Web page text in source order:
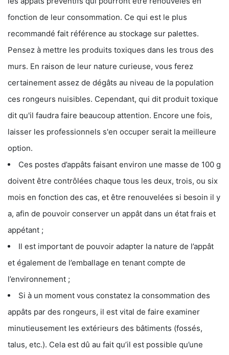
fonction de leur consommation. Ce qui est le plus
recommandé fait référence au stockage sur palettes.
Pensez à mettre les produits toxiques dans les trous des
murs. En raison de leur nature curieuse, vous ferez
certainement assez de dégâts au niveau de la population
ces rongeurs nuisibles. Cependant, qui dit produit toxique
dit qu'il faudra faire beaucoup attention. Encore une fois,
laisser les professionnels s'en occuper serait la meilleure
option.
Ces postes d’appâts faisant environ une masse de 100 g
doivent être contrôlées chaque tous les deux, trois, ou six
mois en fonction des cas, et être renouvelées si besoin il y
a, afin de pouvoir conserver un appât dans un état frais et
appétant ;
Il est important de pouvoir adapter la nature de l’appât
et également de l’emballage en tenant compte de
l’environnement ;
Si à un moment vous constatez la consommation des
appâts par des rongeurs, il est vital de faire examiner
minutieusement les extérieurs des bâtiments (fossés,
talus, etc.). Cela est dû au fait qu’il est possible qu’une